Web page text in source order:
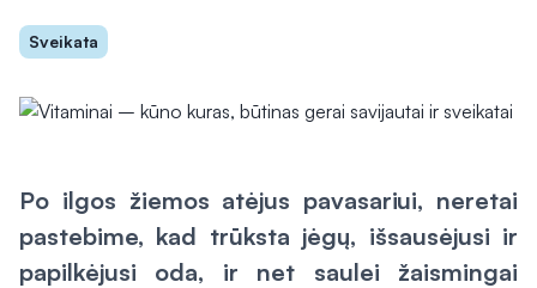
Sveikata
Po ilgos žiemos atėjus pavasariui, neretai
pastebime, kad trūksta jėgų, išsausėjusi ir
papilkėjusi oda, ir net saulei žaismingai